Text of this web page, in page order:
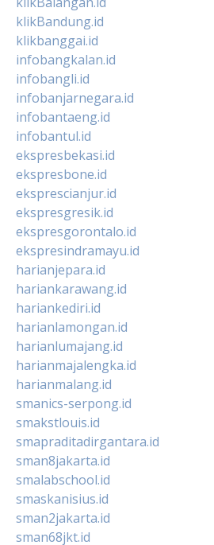
klikBandung.id
klikbanggai.id
infobangkalan.id
infobangli.id
infobanjarnegara.id
infobantaeng.id
infobantul.id
ekspresbekasi.id
ekspresbone.id
eksprescianjur.id
ekspresgresik.id
ekspresgorontalo.id
ekspresindramayu.id
harianjepara.id
hariankarawang.id
hariankediri.id
harianlamongan.id
harianlumajang.id
harianmajalengka.id
harianmalang.id
smanics-serpong.id
smakstlouis.id
smapraditadirgantara.id
sman8jakarta.id
smalabschool.id
smaskanisius.id
sman2jakarta.id
sman68jkt.id